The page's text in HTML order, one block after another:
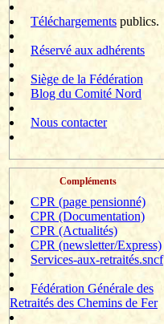
Téléchargements publics.
Réservé aux adhérents
Siège de la Fédération
Blog du Comité Nord
Nous contacter
Compléments
CPR (page pensionné)
CPR (Documentation)
CPR (Actualités)
CPR (newsletter/Express)
Services-aux-retraités.sncf
Fédération Générale des
Retraités des Chemins de Fer